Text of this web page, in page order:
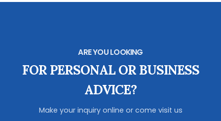
ARE YOU LOOKING
FOR PERSONAL OR BUSINESS
ADVICE?
Make your inquiry online or come visit us